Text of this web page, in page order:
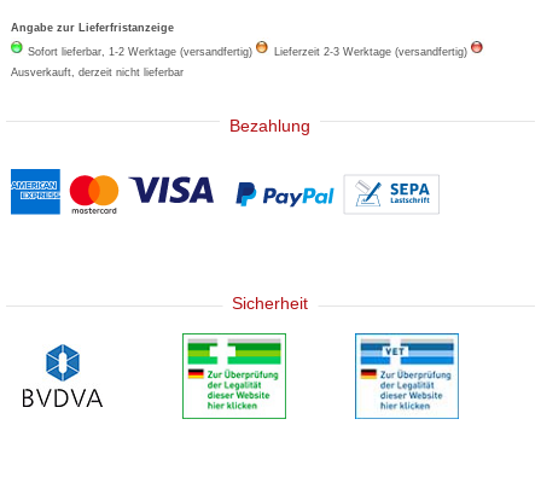
Angabe zur Lieferfristanzeige
Sofort lieferbar, 1-2 Werktage (versandfertig)
Lieferzeit 2-3 Werktage (versandfertig)
Ausverkauft, derzeit nicht lieferbar
Bezahlung
Sicherheit